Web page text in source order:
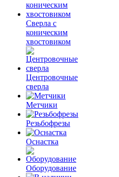
Сверла с
коническим
хвостовиком
Центровочные
сверла
Метчики
Резьбофрезы
Оснастка
Оборудование